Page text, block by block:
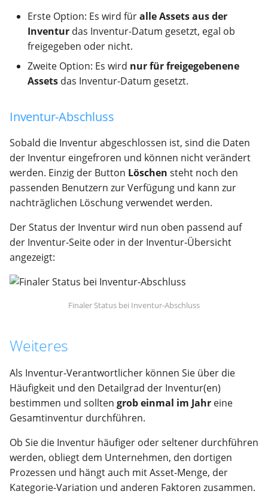
Erste Option: Es wird füralle Assets aus der
Inventur das Inventur-Datum gesetzt, egal ob
freigegeben oder nicht.
Zweite Option: Es wird nur für freigegebenene
Assets das Inventur-Datum gesetzt.
Inventur-Abschluss
Sobald die Inventur abgeschlossen ist, sind die Daten
der Inventur eingefroren und können nicht verändert
werden. Einzig der Button Löschen steht noch den
passenden Benutzern zur Verfügung und kann zur
nachträglichen Löschung verwendet werden.
Der Status der Inventur wird nun oben passend auf
der Inventur-Seite oder in der Inventur-Übersicht
angezeigt:
Finaler Status bei Inventur-Abschluss
Weiteres
Als Inventur-Verantwortlicher können Sie über die
Häufigkeit und den Detailgrad der Inventur(en)
bestimmen und sollten grob einmal im Jahr eine
Gesamtinventur durchführen.
Ob Sie die Inventur häufiger oder seltener durchführen
werden, obliegt dem Unternehmen, den dortigen
Prozessen und hängt auch mit Asset-Menge, der
Kategorie-Variation und anderen Faktoren zusammen.